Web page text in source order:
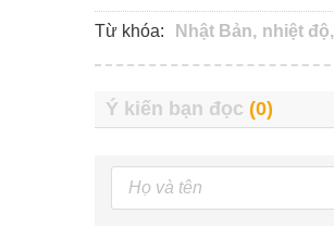
Từ khóa: Nhật Bản, nhiệt độ,